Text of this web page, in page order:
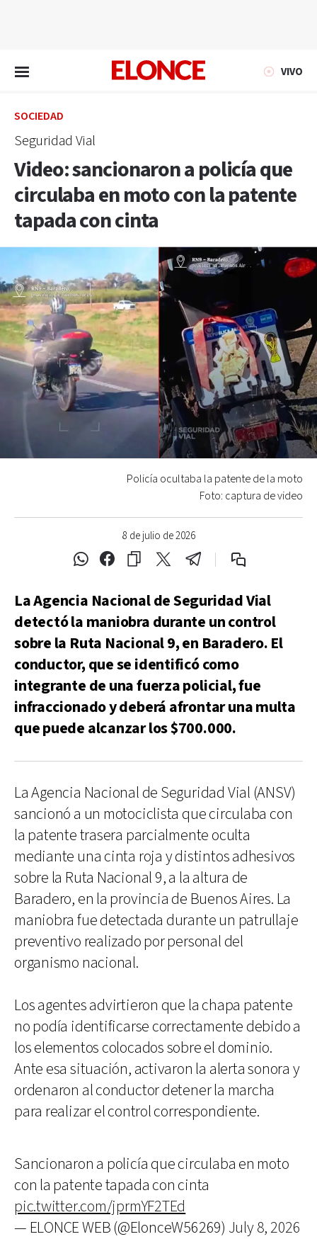
VIVO
SOCIEDAD
Seguridad Vial
Video: sancionaron a policía que
circulaba en moto con la patente
tapada con cinta
8 de julio de 2026
Policía ocultaba la patente de la moto
Foto: captura de video
La Agencia Nacional de Seguridad Vial
detectó la maniobra durante un control
sobre la Ruta Nacional 9, en Baradero. El
conductor, que se identificó como
integrante de una fuerza policial, fue
infraccionado y deberá afrontar una multa
que puede alcanzar los $700.000.
La Agencia Nacional de Seguridad Vial (ANSV)
sancionó a un motociclista que circulaba con
la patente trasera parcialmente oculta
mediante una cinta roja y distintos adhesivos
sobre la Ruta Nacional 9, a la altura de
Baradero, en la provincia de Buenos Aires. La
maniobra fue detectada durante un patrullaje
preventivo realizado por personal del
organismo nacional.
Los agentes advirtieron que la chapa patente
no podía identificarse correctamente debido a
los elementos colocados sobre el dominio.
Ante esa situación, activaron la alerta sonora y
ordenaron al conductor detener la marcha
para realizar el control correspondiente.
Sancionaron a policía que circulaba en moto
con la patente tapada con cinta
pic.twitter.com/jprmYF2TEd
— ELONCE WEB (@ElonceW56269) July 8, 2026